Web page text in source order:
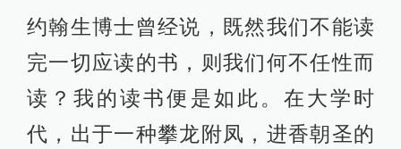
约翰生博士曾经说，既然我们不能读
完一切应读的书，则我们何不任性而
读？我的读书便是如此。在大学时
代，出于一种攀龙附凤，进香朝圣的